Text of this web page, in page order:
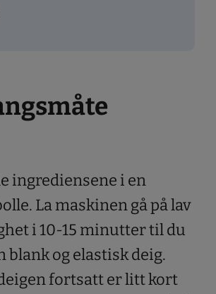
ingrediensene i en
La maskinen gå på lav
i 10-15 minutter til du
blank og elastisk deig.
fortsatt er litt kort